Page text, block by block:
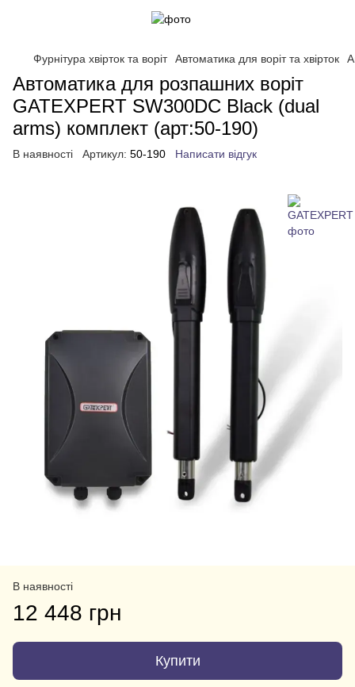
Фурнітура хвірток та воріт Автоматика для воріт та хвірток
Автоматика для розпашних воріт
GATEXPERT SW300DC Black (dual
arms) комплект (арт:50-190)
В наявності Артикул: 50-190 Написати відгук
В наявності
12 448 грн
Купити